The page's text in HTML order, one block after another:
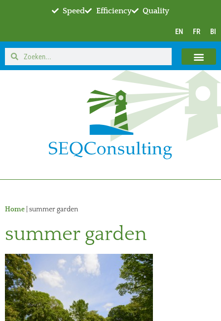
Speed Efficiency Quality
EN FR BI
Home summer garden
summer garden